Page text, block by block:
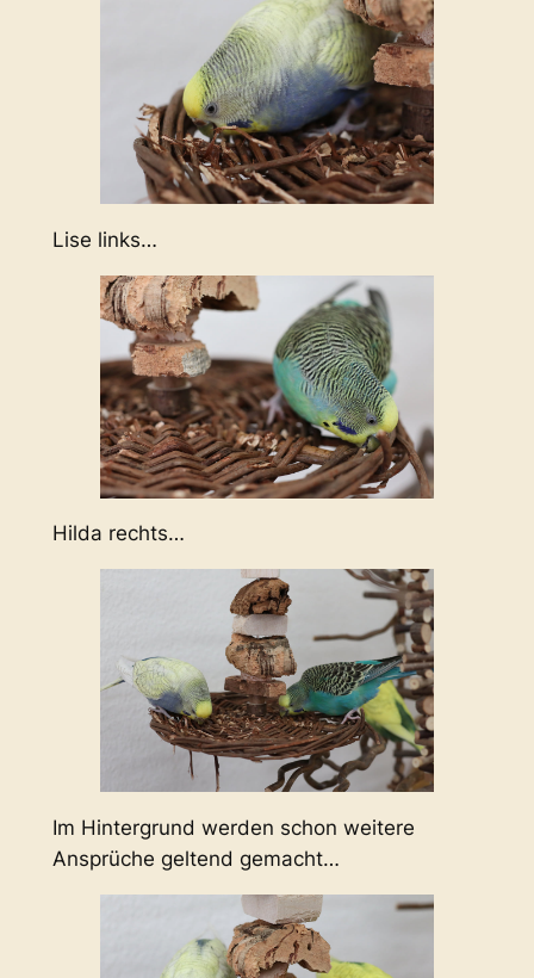
Lise links…
Hilda rechts…
Im Hintergrund werden schon weitere
Ansprüche geltend gemacht…